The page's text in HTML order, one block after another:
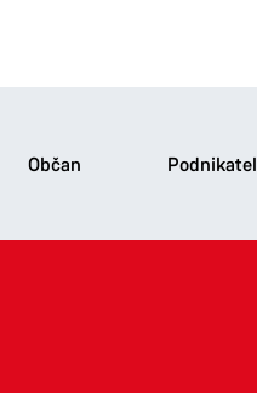
Občan Podnikatel